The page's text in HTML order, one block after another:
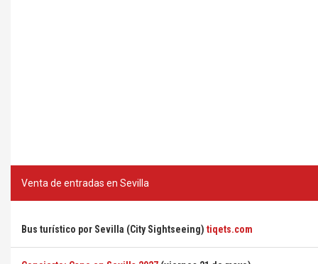
Venta de entradas en Sevilla
Bus turístico por Sevilla (City Sightseeing) tiqets.com